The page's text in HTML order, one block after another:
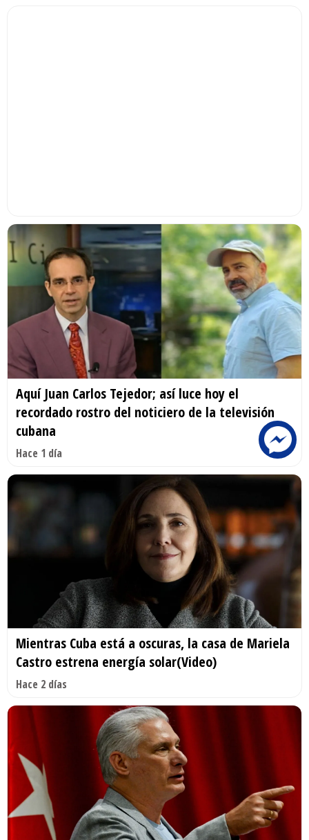
Aquí Juan Carlos Tejedor; así luce hoy el
recordado rostro del noticiero de la televisión
cubana
Hace 1 día
Mientras Cuba está a oscuras, la casa de Mariela
Castro estrena energía solar(Video)
Hace 2 días